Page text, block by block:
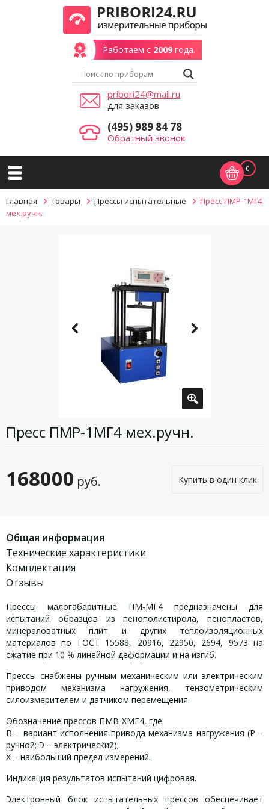
Работаем с 2009года.
pribori24@mail.ru
для заказов
(495) 989 84 78
Обратный звонок
0
Главная Товары Прессы испытательные
Пресс ПМР-1МГ4
мех.ручн.
Пресс ПМР-1МГ4 мех.ручн.
168000 руб. Купить в один клик
Общая информация
Технические характеристики
Комплектация
Отзывы
Прессы малогабаритные ПМ-МГ4 предназначены для
испытаний образцов из пенополистирола, пенопластов,
минераловатных плит и других теплоизоляционных
материалов по ГОСТ 15588, 20916, 22950, 2694, 9573 на
сжатие при 10 % линейной деформации и на изгиб.
Прессы снабжены ручным механическим или электрическим
приводом механизма нагружения, тензометрическим
силоизмерителем и датчиком перемещения.
Обозначение прессов ПМВ-ХМГ4, где
В – вариант исполнения привода механизма нагружения (Р –
ручной; Э – электрический);
Х – наибольший предел измерений.
Индикация результатов испытаний цифровая.
Электронный блок испытательных прессов обеспечивает